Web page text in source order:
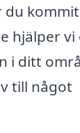
du
hjälper
i ditt
till något